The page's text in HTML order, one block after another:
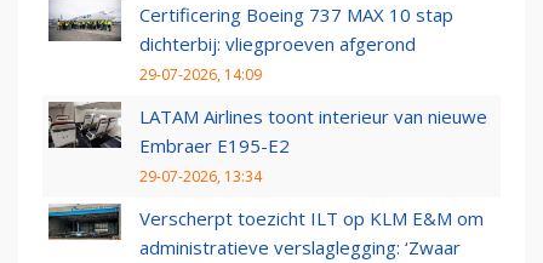
Certificering Boeing 737 MAX 10 stap
dichterbij: vliegproeven afgerond
29-07-2026, 14:09
LATAM Airlines toont interieur van nieuwe
Embraer E195-E2
29-07-2026, 13:34
Verscherpt toezicht ILT op KLM E&M om
administratieve verslaglegging: ‘Zwaar